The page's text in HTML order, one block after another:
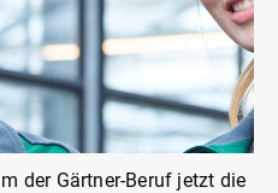
der Gärtner-Beruf jetzt die